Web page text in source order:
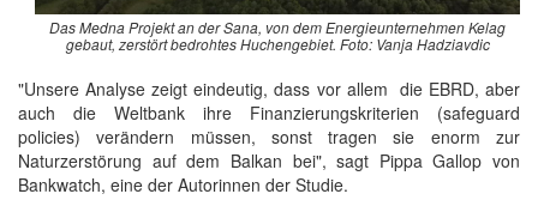
Das Medna Projekt an der Sana, von dem Energieunternehmen Kelag
gebaut, zerstört bedrohtes Huchengebiet. Foto: Vanja Hadziavdic
"Unsere Analyse zeigt eindeutig, dass vor allem die EBRD, aber
auch die Weltbank ihre Finanzierungskriterien (safeguard
policies) verändern müssen, sonst tragen sie enorm zur
Naturzerstörung auf dem Balkan bei", sagt Pippa Gallop von
Bankwatch, eine der Autorinnen der Studie.